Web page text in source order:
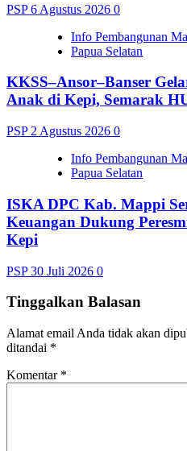
PSP6 Agustus 2026 0
Info Pembangunan
Papua Selatan
KKSS–Ansor–Banser
Anak di Kepi, Semarak
PSP 2 Agustus 2026 0
Info Pembangunan
Papua Selatan
ISKA DPC Kab. Mappi
Keuangan Dukung
Kepi
PSP30 Juli 2026 0
Tinggalkan Balasan
Alamat email Anda tidak akan
ditandai *
Komentar *